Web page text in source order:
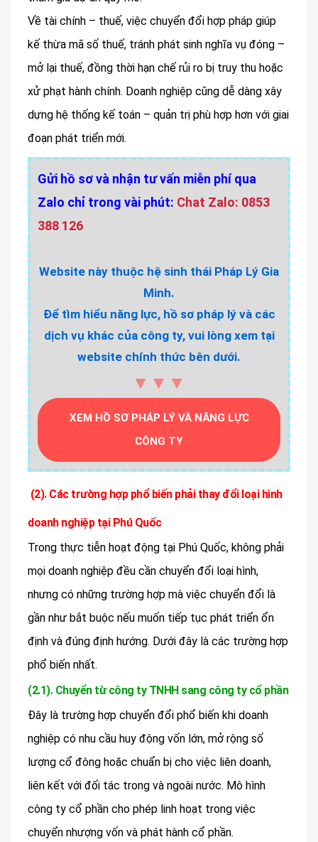
Về tài chính – thuế, việc chuyển đổi hợp pháp giúp
kế thừa mã số thuế, tránh phát sinh nghĩa vụ đóng –
mở lại thuế, đồng thời hạn chế rủi ro bị truy thu hoặc
xử phạt hành chính. Doanh nghiệp cũng dễ dàng xây
dựng hệ thống kế toán – quản trị phù hợp hơn với giai
đoạn phát triển mới.
Gửi hồ sơ và nhận tư vấn miễn phí qua
Zalo chỉ trong vài phút: Chat Zalo: 0853
388 126
Website này thuộc hệ sinh thái Pháp Lý Gia
Minh.
Để tìm hiểu năng lực, hồ sơ pháp lý và các
dịch vụ khác của công ty, vui lòng xem tại
website chính thức bên dưới.
▼▼▼
XEM HỒ SƠ PHÁP LÝ VÀ NĂNG LỰC
CÔNG TY
(2). Các trường hợp phổ biến phải thay đổi loại hình
doanh nghiệp tại Phú Quốc
Trong thực tiễn hoạt động tại Phú Quốc, không phải
mọi doanh nghiệp đều cần chuyển đổi loại hình,
nhưng có những trường hợp mà việc chuyển đổi là
gần như bắt buộc nếu muốn tiếp tục phát triển ổn
định và đúng định hướng. Dưới đây là các trường hợp
phổ biến nhất.
(2.1). Chuyển từ công ty TNHH sang công ty cổ phần
Đây là trường hợp chuyển đổi phổ biến khi doanh
nghiệp có nhu cầu huy động vốn lớn, mở rộng số
lượng cổ đông hoặc chuẩn bị cho việc liên doanh,
liên kết với đối tác trong và ngoài nước. Mô hình
công ty cổ phần cho phép linh hoạt trong việc
chuyển nhượng vốn và phát hành cổ phần.